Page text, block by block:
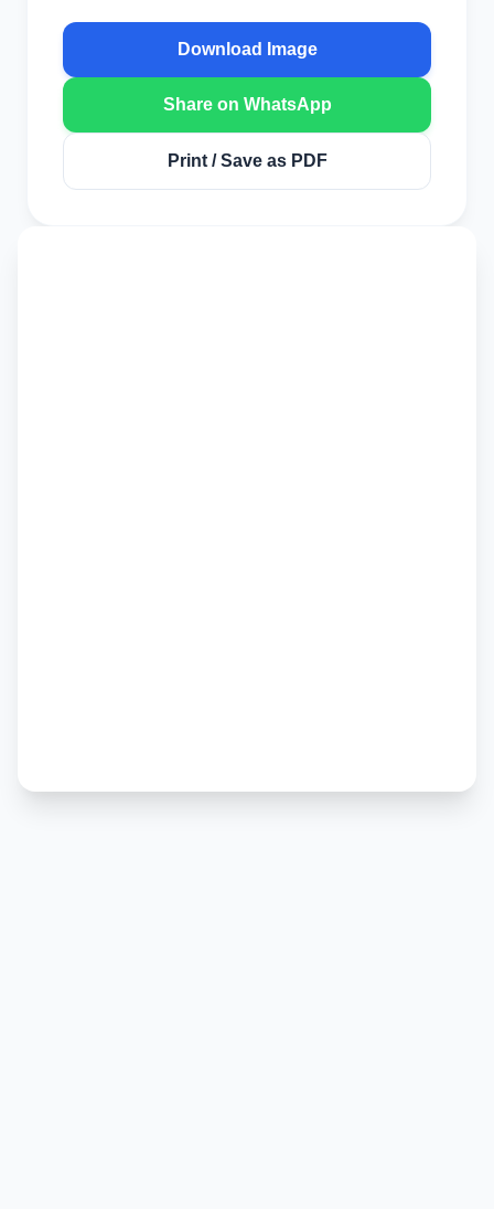
Download Image
Share on WhatsApp
Print / Save as PDF